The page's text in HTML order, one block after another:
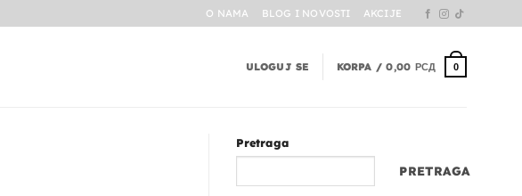
O NAMA BLOG I NOVOSTI AKCIJE
ULOGUJ SE KORPA /0,00 РСД 0
Pretraga
PRETRAGA